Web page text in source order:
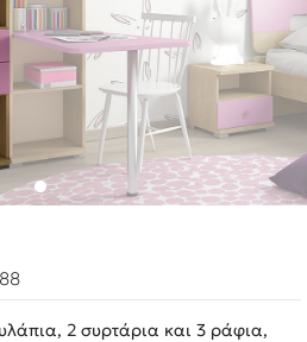
2 συρτάρια και 3 ράφια,